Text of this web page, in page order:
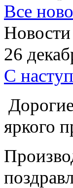
Все
Новости
26
С
яркого